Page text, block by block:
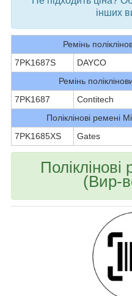
інших
Ремінь
7PK1687S
DAYCO
Ремінь
7PK1687
Contitech
Поліклінові ремені
7PK1685XS
Gates
(Вир-